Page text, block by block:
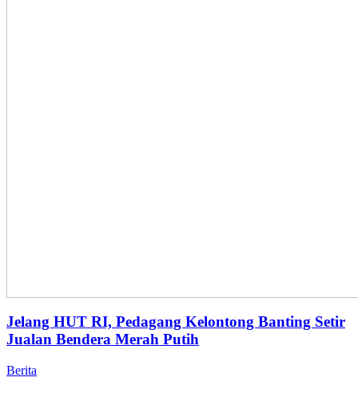
Jelang HUT RI, Pedagang Kelontong Banting Setir
Jualan Bendera Merah Putih
Berita